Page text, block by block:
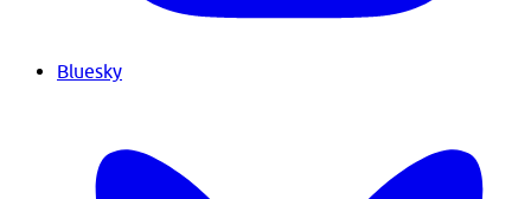
Bluesky